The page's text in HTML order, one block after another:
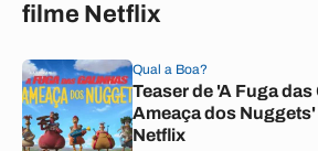
filme Netflix
Qual a Boa?
Teaser de 'A Fuga
Ameaça dos
Netflix